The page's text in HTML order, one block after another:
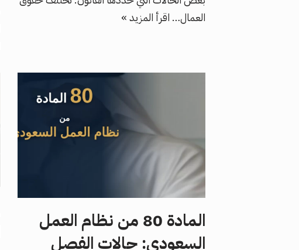
العمال… اقرأ المزيد »
المادة 80 من نظام العمل
السعودي: حالات الفصل